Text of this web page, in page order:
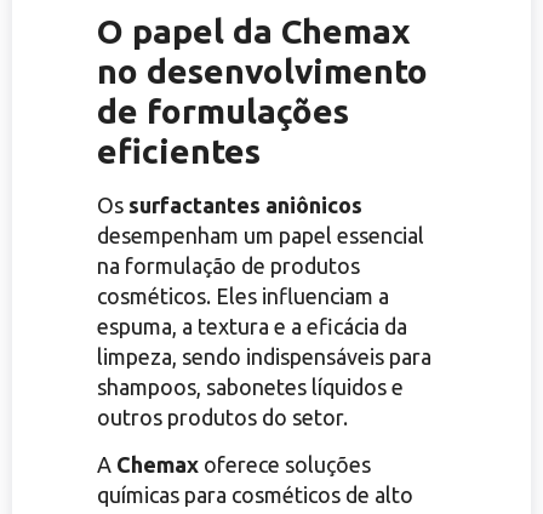
O papel da Chemax
no desenvolvimento
de formulações
eficientes
Os surfactantes aniônicos
desempenham um papel essencial
na formulação de produtos
cosméticos. Eles influenciam a
espuma, a textura e a eficácia da
limpeza, sendo indispensáveis para
shampoos, sabonetes líquidos e
outros produtos do setor.
A Chemax oferece soluções
químicas para cosméticos de alto